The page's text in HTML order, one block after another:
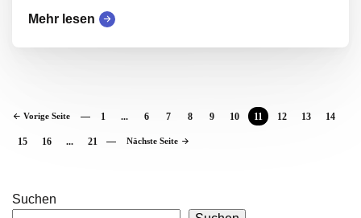
Mehr lesen
Vorige Seite 1 ... 6 7 8 9 10 11 12 13 14
15 16 ... 21 Nächste Seite
Suchen